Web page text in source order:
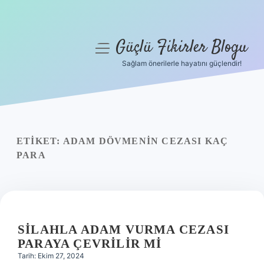
Yasal Uyarı
menüyüGüçlü Fikirler Blogu
Sağlam önerilerle hayatını güçlendir!
ETIKET: ADAM DÖVMENIN CEZASI KAÇ
PARA
SILAHLA ADAM VURMA CEZASI
PARAYA ÇEVRILIR MI
Tarih: Ekim 27, 2024